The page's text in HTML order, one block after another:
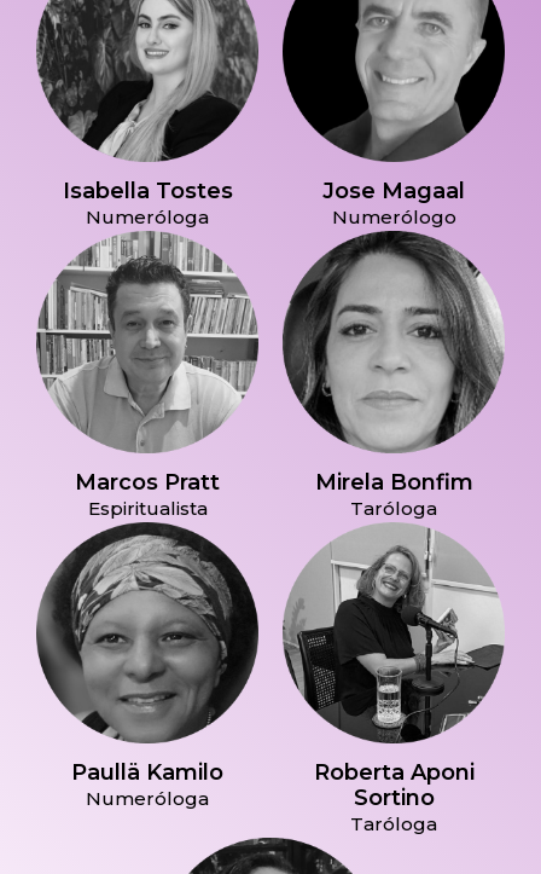
Isabella Tostes
Numeróloga
Jose Magaal
Numerólogo
Marcos Pratt
Espiritualista
Mirela Bonfim
Taróloga
Paullä Kamilo
Numeróloga
Roberta Aponi
Sortino
Taróloga